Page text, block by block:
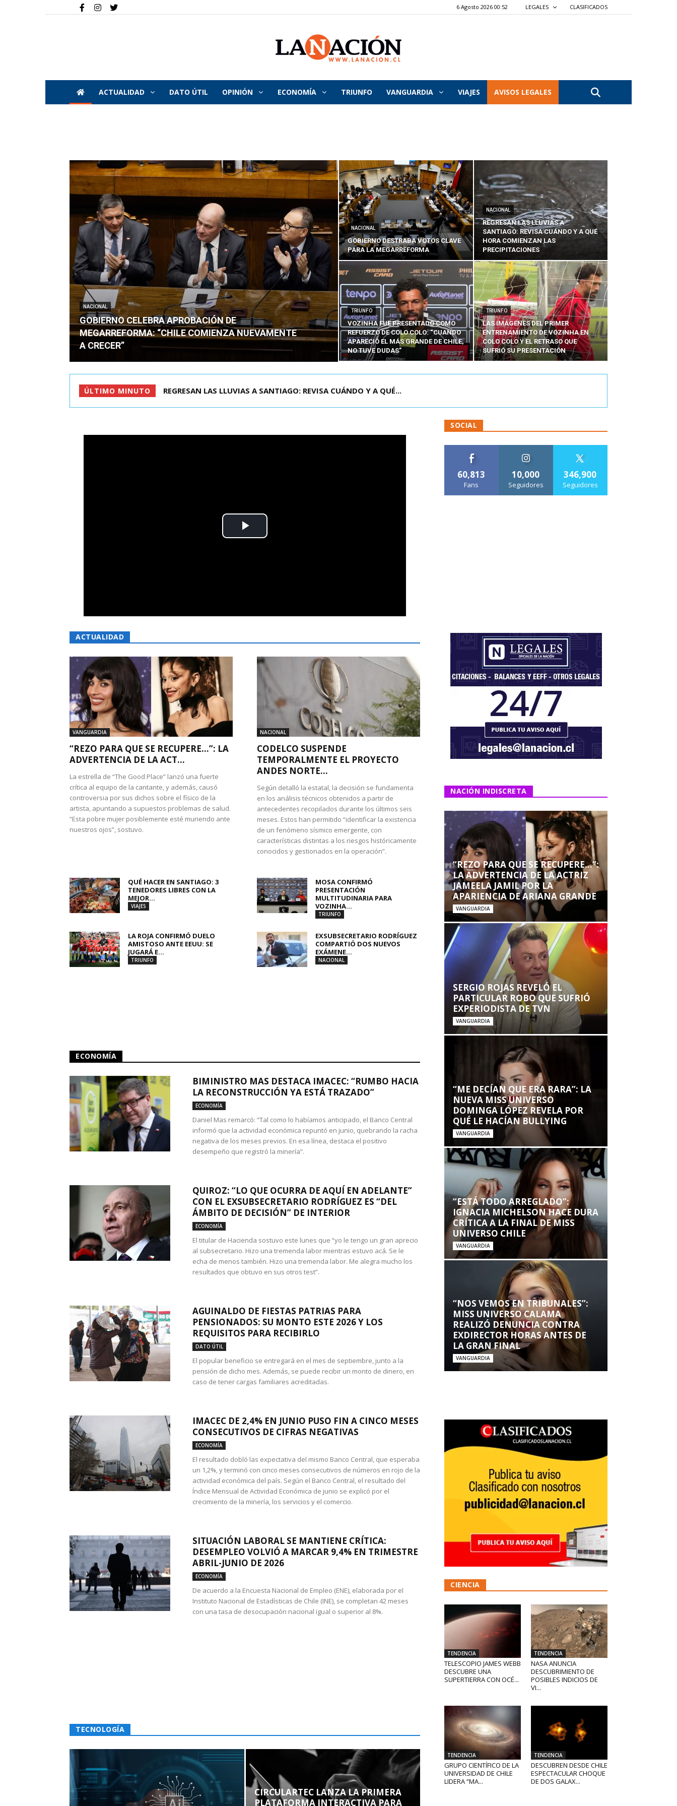
6 Agosto 2026 00:52 LEGALES CLASIFICADOS
La
Nación
ACTUALIDAD DATO ÚTIL OPINIÓN ECONOMÍA TRIUNFO VANGUARDIA VIAJES AVISOS LEGALES
NACIONAL
GOBIERNO CELEBRA APROBACIÓN DE
MEGARREFORMA: “CHILE COMIENZA NUEVAMENTE
A CRECER”
NACIONAL
GOBIERNO DESTRABA VOTOS CLAVE
PARA LA MEGARREFORMA
NACIONAL
REGRESAN LAS LLUVIAS A
SANTIAGO: REVISA CUÁNDO Y A QUÉ
HORA COMIENZAN LAS
PRECIPITACIONES
TRIUNFO
VOZINHA FUE PRESENTADO COMO
REFUERZO DE COLO COLO: “CUANDO
APARECIÓ EL MÁS GRANDE DE CHILE,
NO TUVE DUDAS”
TRIUNFO
LAS IMÁGENES DEL PRIMER
ENTRENAMIENTO DE VOZINHA EN
COLO COLO Y EL RETRASO QUE
SUFRIÓ SU PRESENTACIÓN
ÚLTIMO MINUTO REGRESAN LAS LLUVIAS A SANTIAGO: REVISA CUÁNDO Y A QUÉ...
ACTUALIDAD
VANGUARDIA
“REZO PARA QUE SE RECUPERE…”: LA
ADVERTENCIA DE LA ACT...
La estrella de “The Good Place” lanzó una fuerte
crítica al equipo de la cantante, y además, causó
controversia por sus dichos sobre el físico de la
artista, apuntando a supuestos problemas de salud.
“Esta pobre mujer posiblemente esté muriendo ante
nuestros ojos”, sostuvo.
NACIONAL
CODELCO SUSPENDE
TEMPORALMENTE EL PROYECTO
ANDES NORTE...
Según detalló la estatal, la decisión se fundamenta
en los análisis técnicos obtenidos a partir de
antecedentes recopilados durante los últimos seis
meses. Estos han permitido “identificar la existencia
de un fenómeno sísmico emergente, con
características distintas a los riesgos históricamente
conocidos y gestionados en la operación”.
QUÉ HACER EN SANTIAGO: 3
TENEDORES LIBRES CON LA
MEJOR...
VIAJES
MOSA CONFIRMÓ
PRESENTACIÓN
MULTITUDINARIA PARA
VOZINHA...
TRIUNFO
LA ROJA CONFIRMÓ DUELO
AMISTOSO ANTE EEUU: SE
JUGARÁ E...
TRIUNFO
EXSUBSECRETARIO RODRÍGUEZ
COMPARTIÓ DOS NUEVOS
EXÁMENE...
NACIONAL
ECONOMÍA
BIMINISTRO MAS DESTACA IMACEC: “RUMBO HACIA
LA RECONSTRUCCIÓN YA ESTÁ TRAZADO”
ECONOMÍA
Daniel Mas remarcó: “Tal como lo habíamos anticipado, el Banco Central
informó que la actividad económica repuntó en junio, quebrando la racha
negativa de los meses previos. En esa línea, destaca el positivo
desempeño que registró la minería”.
QUIROZ: “LO QUE OCURRA DE AQUÍ EN ADELANTE”
CON EL EXSUBSECRETARIO RODRÍGUEZ ES “DEL
ÁMBITO DE DECISIÓN” DE INTERIOR
ECONOMÍA
El titular de Hacienda sostuvo este lunes que “yo le tengo un gran aprecio
al subsecretario. Hizo una tremenda labor mientras estuvo acá. Se le
echa de menos también. Hizo una tremenda labor. Me alegra mucho los
resultados que obtuvo en sus otros test”.
AGUINALDO DE FIESTAS PATRIAS PARA
PENSIONADOS: SU MONTO ESTE 2026 Y LOS
REQUISITOS PARA RECIBIRLO
DATO ÚTIL
El popular beneficio se entregará en el mes de septiembre, junto a la
pensión de dicho mes. Además, se puede recibir un monto de dinero, en
caso de tener cargas familiares acreditadas.
IMACEC DE 2,4% EN JUNIO PUSO FIN A CINCO MESES
CONSECUTIVOS DE CIFRAS NEGATIVAS
ECONOMÍA
El resultado dobló las expectativa del mismo Banco Central, que esperaba
un 1,2%, y terminó con cinco meses consecutivos de números en rojo de la
actividad económica del país. Según el Banco Central, el resultado del
Índice Mensual de Actividad Económica de junio se explicó por el
crecimiento de la minería, los servicios y el comercio.
SITUACIÓN LABORAL SE MANTIENE CRÍTICA:
DESEMPLEO VOLVIÓ A MARCAR 9,4% EN TRIMESTRE
ABRIL-JUNIO DE 2026
ECONOMÍA
De acuerdo a la Encuesta Nacional de Empleo (ENE), elaborada por el
Instituto Nacional de Estadísticas de Chile (INE), se completan 42 meses
con una tasa de desocupación nacional igual o superior al 8%.
TECNOLOGÍA
CIRCULARTEC LANZA LA PRIMERA
PLATAFORMA INTERACTIVA PARA
SOCIAL
60,813
Fans
10,000
Seguidores
346,900
Seguidores
NACIÓN INDISCRETA
“REZO PARA QUE SE RECUPERE…”:
LA ADVERTENCIA DE LA ACTRIZ
JAMEELA JAMIL POR LA
APARIENCIA DE ARIANA GRANDE
VANGUARDIA
SERGIO ROJAS REVELÓ EL
PARTICULAR ROBO QUE SUFRIÓ
EXPERIODISTA DE TVN
VANGUARDIA
“ME DECÍAN QUE ERA RARA”: LA
NUEVA MISS UNIVERSO
DOMINGA LÓPEZ REVELA POR
QUÉ LE HACÍAN BULLYING
VANGUARDIA
“ESTÁ TODO ARREGLADO”:
IGNACIA MICHELSON HACE DURA
CRÍTICA A LA FINAL DE MISS
UNIVERSO CHILE
VANGUARDIA
“NOS VEMOS EN TRIBUNALES”:
MISS UNIVERSO CALAMA
REALIZÓ DENUNCIA CONTRA
EXDIRECTOR HORAS ANTES DE
LA GRAN FINAL
VANGUARDIA
CIENCIA
TENDENCIA
TELESCOPIO JAMES WEBB
DESCUBRE UNA
SUPERTIERRA CON OCÉ...
TENDENCIA
NASA ANUNCIA
DESCUBRIMIENTO DE
POSIBLES INDICIOS DE
VI...
TENDENCIA
GRUPO CIENTÍFICO DE LA
UNIVERSIDAD DE CHILE
LIDERA “MA...
TENDENCIA
DESCUBREN DESDE CHILE
ESPECTACULAR CHOQUE
DE DOS GALAX...